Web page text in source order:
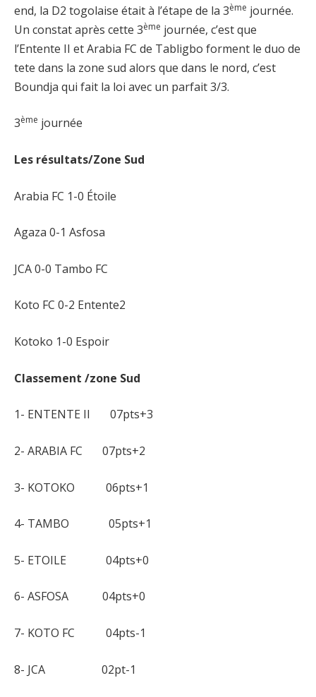
end, la D2 togolaise était à l’étape de la 3ème journée.
Un constat après cette 3ème journée, c’est que
l’Entente II et Arabia FC de Tabligbo forment le duo de
tete dans la zone sud alors que dans le nord, c’est
Boundja qui fait la loi avec un parfait 3/3.
3ème journée
Les résultats/Zone Sud
Arabia FC 1-0 Étoile
Agaza 0-1 Asfosa
JCA 0-0 Tambo FC
Koto FC 0-2 Entente2
Kotoko 1-0 Espoir
Classement /zone Sud
1- ENTENTE II 07pts+3
2- ARABIA FC 07pts+2
3- KOTOKO 06pts+1
4- TAMBO 05pts+1
5- ETOILE 04pts+0
6- ASFOSA 04pts+0
7- KOTO FC 04pts-1
8- JCA 02pt-1